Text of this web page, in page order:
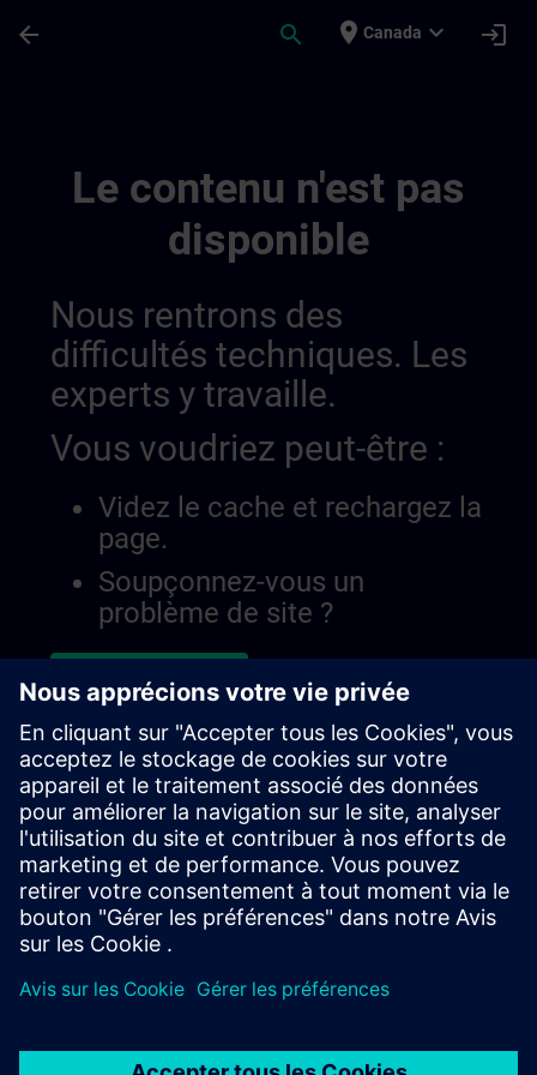
arrow_back search place Canada expand_more login
Le contenu n'est pas
disponible
Nous rentrons des
difficultés techniques. Les
experts y travaille.
Vous voudriez peut-être :
Videz le cache et rechargez la
page.
Soupçonnez-vous un
problème de site ?